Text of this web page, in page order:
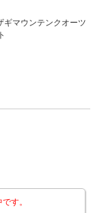
ギマウンテンクオーツ
す。